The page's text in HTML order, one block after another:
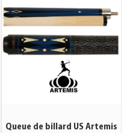
Queue de billard US Artemis